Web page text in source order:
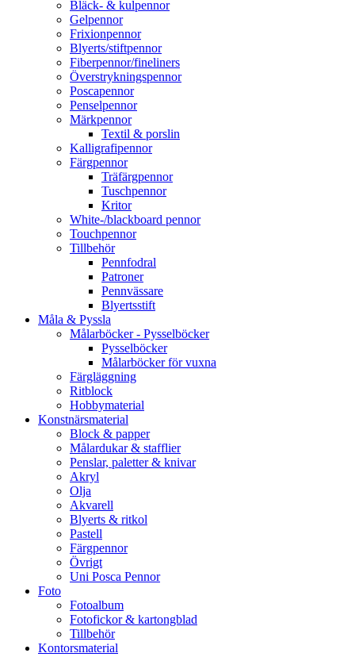
Bläck- & kulpennor
Gelpennor
Frixionpennor
Blyerts/stiftpennor
Fiberpennor/fineliners
Överstrykningspennor
Poscapennor
Penselpennor
Märkpennor
Textil & porslin
Kalligrafipennor
Färgpennor
Träfärgpennor
Tuschpennor
Kritor
White-/blackboard pennor
Touchpennor
Tillbehör
Pennfodral
Patroner
Pennvässare
Blyertsstift
Måla & Pyssla
Målarböcker - Pysselböcker
Pysselböcker
Målarböcker för vuxna
Färgläggning
Ritblock
Hobbymaterial
Konstnärsmaterial
Block & papper
Målardukar & stafflier
Penslar, paletter & knivar
Akryl
Olja
Akvarell
Blyerts & ritkol
Pastell
Färgpennor
Övrigt
Uni Posca Pennor
Foto
Fotoalbum
Fotofickor & kartongblad
Tillbehör
Kontorsmaterial